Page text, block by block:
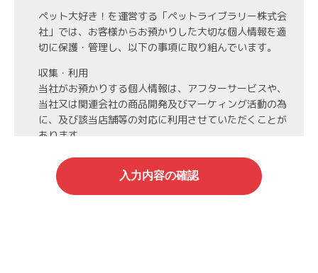
ペット大好き！を運営する「ペットライブラリー株式会
社」では、お客様からお預かりした大切な個人情報を適
切に保護・管理し、以下の事項に取り組んでいます。
収集・利用
当社がお預かりする個人情報は、アフターサービスや、
当社又は関連会社の商品開発及びマーケィング活動の為
に、及び該当店舗等の対応に利用させていただくことが
あります。
第3者への開示・委託先の管理
当社がお預かりする個人情報は、お客様の同意・承諾を
得た場合や法令等に基づく開示・提供が必要な場合、人